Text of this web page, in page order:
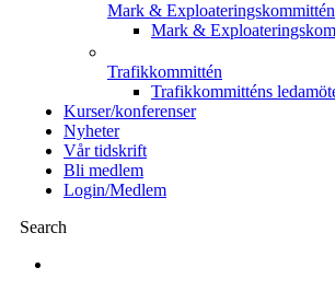
Mark & Exploateringskommittén
Mark &
Trafikkommittén
Trafikkommitténs
Kurser/konferenser
Nyheter
Vår tidskrift
Bli medlem
Login/Medlem
Search